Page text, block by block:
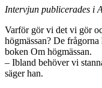
Intervjun publicerades i
Varför gör vi det vi gör
högmässan? De
boken Om högmässan.
– Ibland behöver vi
säger han.